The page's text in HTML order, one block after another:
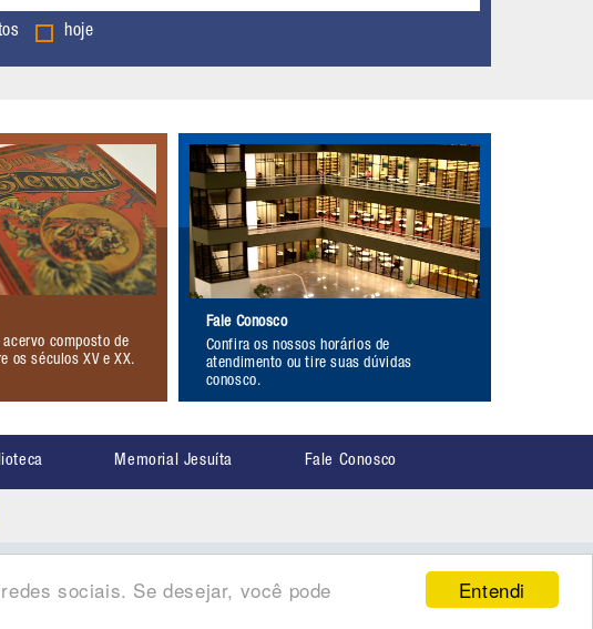
Entendi
sociais. Se desejar, você pode
hoje
composto de
os séculos XV e XX.
Fale Conosco
Confira os nossos horários de
atendimento ou tire suas dúvidas
conosco.
Memorial Jesuíta Fale Conosco